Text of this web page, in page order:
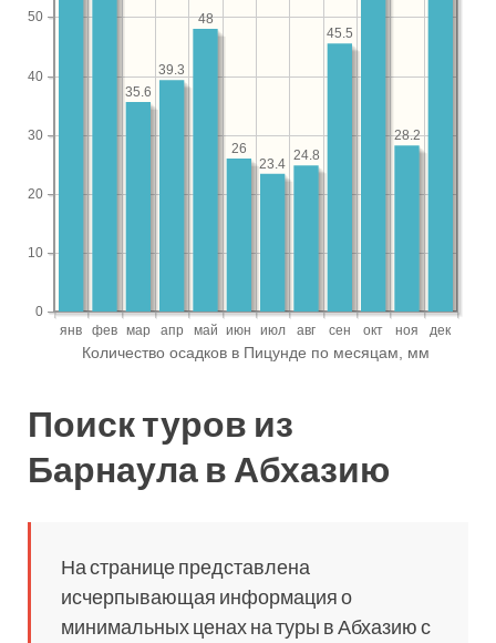
Поиск туров из
Барнаула в Абхазию
На странице представлена
исчерпывающая информация о
минимальных ценах на туры в Абхазию с